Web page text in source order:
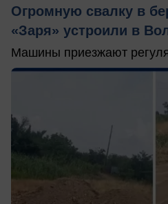
Огромную свалку в
«Заря» устроили в
Машины приезжают